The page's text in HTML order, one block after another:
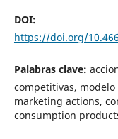
DOI:
https://doi.org/
Palabras clave:
competitivas,
marketing actions,
consumption